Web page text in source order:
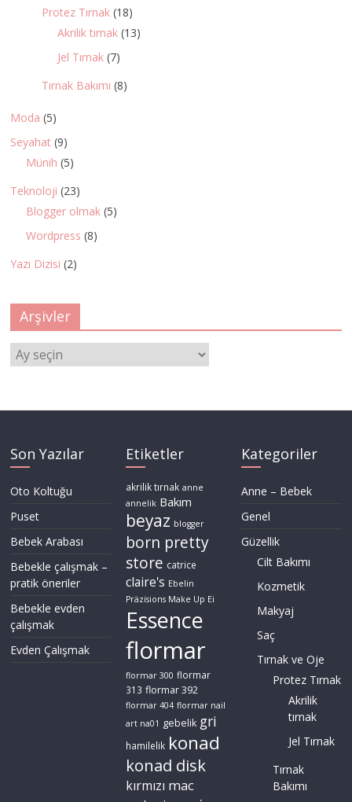
Protez Tırnak (18)
Akrilik tırnak (13)
Jel Tırnak (7)
Tırnak Bakımı (8)
Moda (5)
Seyahat (9)
Münih (5)
Teknoloji (23)
Blogger olmak (5)
Wordpress (8)
Yazı Dizisi (2)
Arşivler
Arşivler
Son Yazılar
Oto Koltuğu
Puset
Bebek Arabası
Bebekle çalışmak –
pratik öneriler
Bebekle evden
çalışmak
Evden Çalışmak
Etiketler
akrilik tırnak anne
annelik Bakım
beyaz blogger
born pretty
store catrice
claire's Ebelin
Präzisions Make Up Ei
Essence
flormar
flormar 300 flormar
313 flormar 392
flormar 404 flormar nail
art na01 gebelik gri
hamilelik konad
konad disk
kırmızı mac
Kategoriler
Anne – Bebek
Genel
Güzellik
Cilt Bakımı
Kozmetik
Makyaj
Saç
Tırnak ve Oje
Protez Tırnak
Akrilik
tırnak
Jel Tırnak
Tırnak
Bakımı